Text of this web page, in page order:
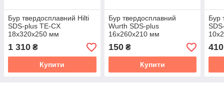
Бур твердосплавний Hilti
SDS-plus TE-CX
18х320х250 мм
1 310 ₴
Купити
Бур твердосплавний
Wurth SDS-plus
16х260х210 мм
150₴
Купити
Бур
410